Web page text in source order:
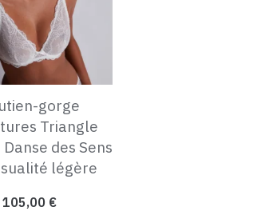
gorge
Triangle
des Sens
légère
105,00 €